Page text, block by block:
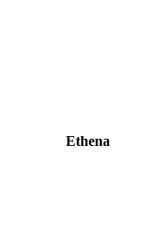
Ethena